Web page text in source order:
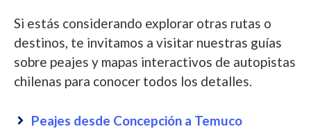
Si estás considerando explorar otras rutas o
destinos, te invitamos a visitar nuestras guías
sobre peajes y mapas interactivos de autopistas
chilenas para conocer todos los detalles.
Peajes desde Concepción a Temuco